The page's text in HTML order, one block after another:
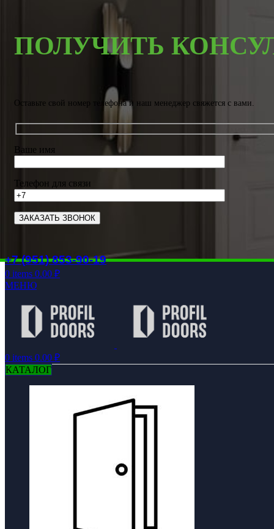
ПОЛУЧИТЬ
Оставьте свой номер телефона и наш менеджер свяжется с вами.
Ваше имя
Телефон для связи
+7 (951) 853-90-19
0 items 0.00 ₽
МЕНЮ
0 items 0.00 ₽
КАТАЛОГ